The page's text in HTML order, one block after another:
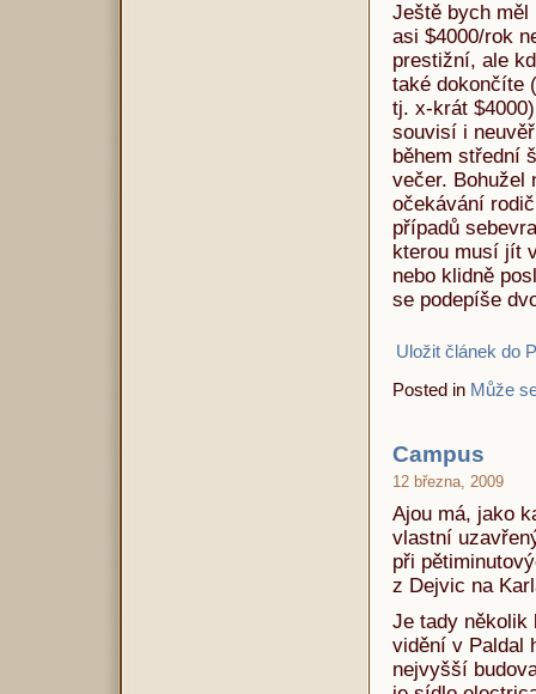
Ještě bych měl
asi $4000/rok
prestižní, ale
také dokončíte
tj. x-krát
souvisí i
během střední
večer. Bohužel
očekávání
případů
kterou musí jít
nebo klidně
se podepíše
Uložit článek do
Posted in Může
Campus
12 března, 2009
Ajou má, jako
vlastní
při
z Dejvic na
Je tady několik
vidění v Paldal
nejvyšší